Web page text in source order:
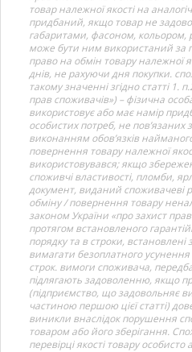
товар належної якості на
придбаний, якщо товар не
габаритами, фасоном, кольором,
може бути ним використаний
право на обмін товару належної
днів, не рахуючи дня покупки.
такому значенні згідно статті 1.
прав споживачів») – фізична
використовує або має намір
особистих потреб, не
виконанням обов’язків
повернення товару належної
використовувався; якщо
споживчі властивості, пломби,
документ, виданий споживачеві
обміну / повернення товару
законом України «про захист
протягом встановленого
порядку та в строки,
вимагати безоплатного
строк. вимоги споживача,
підлягають задоволенню, якщо
(підприємство, що задовольняє
частиною першою цієї статті)
виникли внаслідок порушення
товаром або його зберігання.
перевірці якості товару